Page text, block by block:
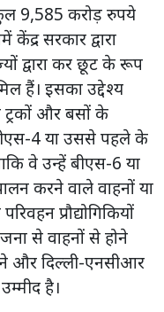
9,585 करोड़ रुपये
सरकार द्वारा
द्वारा कर छूट के रूप
हैं। इसका उद्देश्य
ट्रकों और बसों के
4 या उससे पहले के
वे उन्हें बीएस-6 या
करने वाले वाहनों या
प्रौद्योगिकियों
से वाहनों से होने
और दिल्ली-एनसीआर
है।